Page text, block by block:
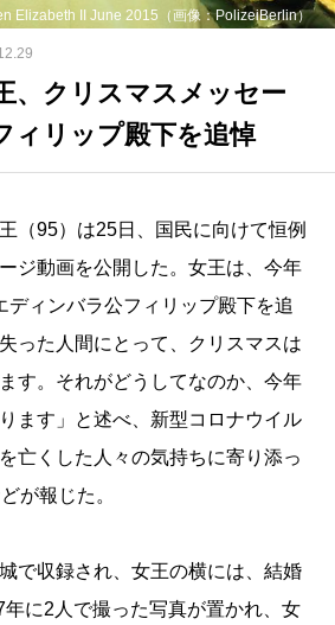
Elizabeth II June 2015（画像：PolizeiBerlin）
、クリスマスメッセー
ィリップ殿下を追悼
（95）は25日、国民に向けて恒例
ジ動画を公開した。女王は、今年
ディンバラ公フィリップ殿下を追
った人間にとって、クリスマスは
す。それがどうしてなのか、今年
ます」と述べ、新型コロナウイル
亡くした人々の気持ちに寄り添っ
が報じた。
で収録され、女王の横には、結婚
に2人で撮った写真が置かれ、女